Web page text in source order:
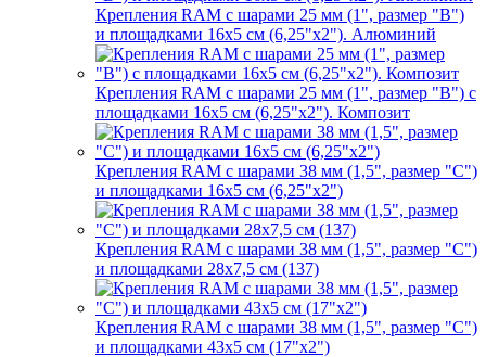
Крепления RAM с шарами 25 мм (1", размер "B")
и площадками 16х5 см (6,25"х2"). Алюминий
Крепления RAM с шарами 25 мм (1", размер "B") с
площадками 16х5 см (6,25"х2"). Композит
Крепления RAM с шарами 38 мм (1,5", размер "C")
и площадками 16х5 см (6,25"х2")
Крепления RAM с шарами 38 мм (1,5", размер "C")
и площадками 28х7,5 см (137)
Крепления RAM с шарами 38 мм (1,5", размер "C")
и площадками 43х5 см (17"х2")